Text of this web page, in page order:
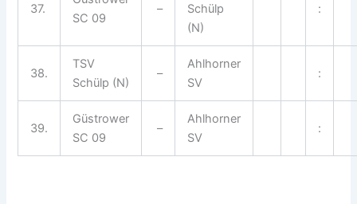
37.
SC 09
–
Schülp
(N)
:
38.
TSV
Schülp (N)
–
Ahlhorner
SV
:
39.
Güstrower
SC 09
–
Ahlhorner
SV
: